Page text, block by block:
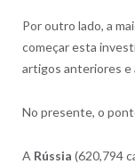
Por outro lado, a
começar esta
artigos anteriores e
No presente, o
A Rússia (620,794